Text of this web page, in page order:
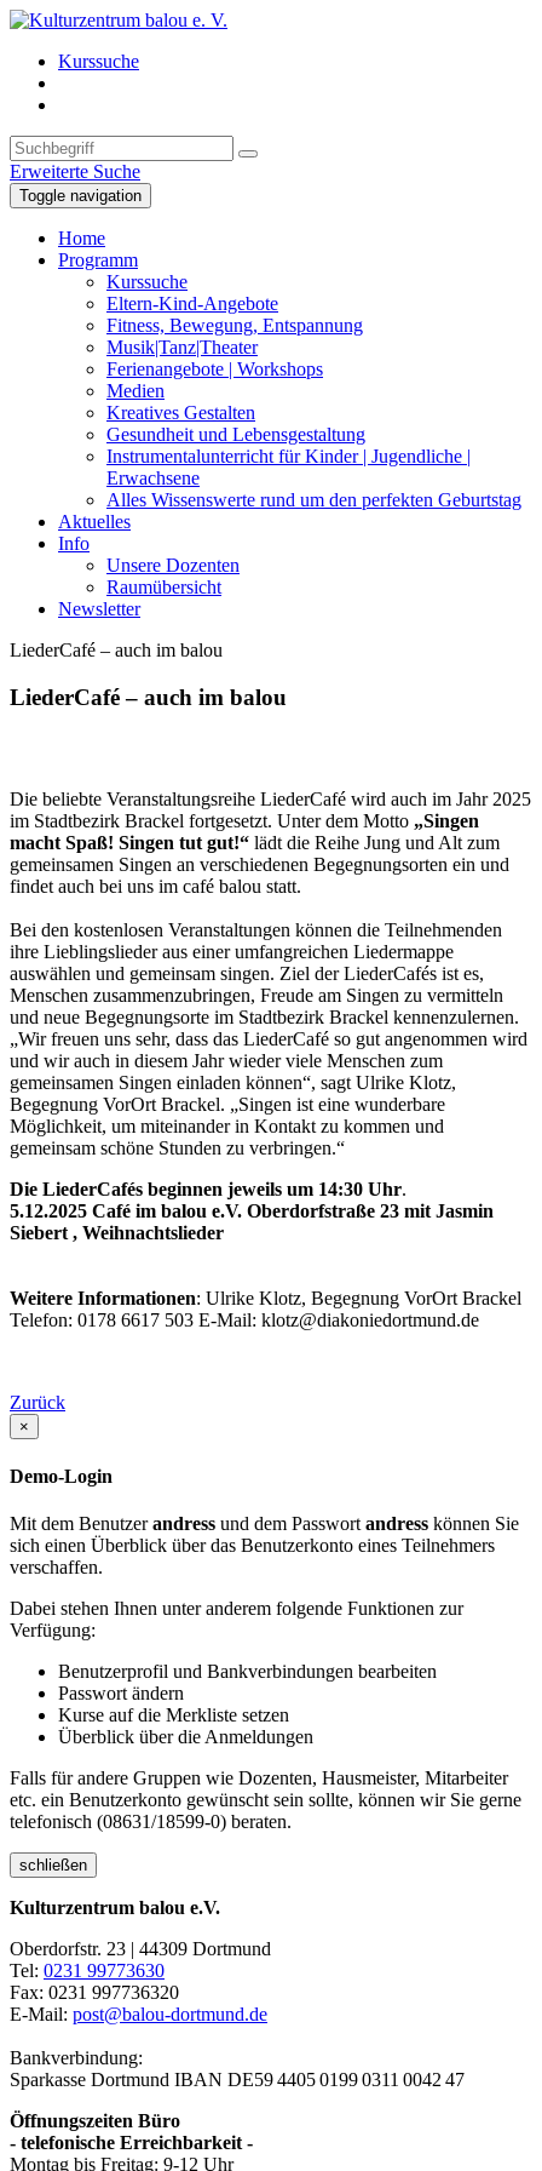
Kurssuche
Erweiterte Suche
Toggle navigation
Home
Programm
Kurssuche
Eltern-Kind-Angebote
Fitness, Bewegung, Entspannung
Musik|Tanz|Theater
Ferienangebote | Workshops
Medien
Kreatives Gestalten
Gesundheit und Lebensgestaltung
Instrumentalunterricht für Kinder | Jugendliche |
Erwachsene
Alles Wissenswerte rund um den perfekten Geburtstag
Aktuelles
Info
Unsere Dozenten
Raumübersicht
Newsletter
LiederCafé – auch im balou
LiederCafé – auch im balou
Die beliebte Veranstaltungsreihe LiederCafé wird auch im Jahr 2025
im Stadtbezirk Brackel fortgesetzt. Unter dem Motto „Singen
macht Spaß! Singen tut gut!“ lädt die Reihe Jung und Alt zum
gemeinsamen Singen an verschiedenen Begegnungsorten ein und
findet auch bei uns im café balou statt.
Bei den kostenlosen Veranstaltungen können die Teilnehmenden
ihre Lieblingslieder aus einer umfangreichen Liedermappe
auswählen und gemeinsam singen. Ziel der LiederCafés ist es,
Menschen zusammenzubringen, Freude am Singen zu vermitteln
und neue Begegnungsorte im Stadtbezirk Brackel kennenzulernen.
„Wir freuen uns sehr, dass das LiederCafé so gut angenommen wird
und wir auch in diesem Jahr wieder viele Menschen zum
gemeinsamen Singen einladen können“, sagt Ulrike Klotz,
Begegnung VorOrt Brackel. „Singen ist eine wunderbare
Möglichkeit, um miteinander in Kontakt zu kommen und
gemeinsam schöne Stunden zu verbringen.“
Die LiederCafés beginnen jeweils um 14:30 Uhr.
5.12.2025 Café im balou e.V. Oberdorfstraße 23 mit Jasmin
Siebert , Weihnachtslieder
Weitere Informationen: Ulrike Klotz, Begegnung VorOrt Brackel
Telefon: 0178 6617 503 E-Mail: klotz@diakoniedortmund.de
Zurück
×
Demo-Login
Mit dem Benutzerandress und dem Passwort andress können Sie
sich einen Überblick über das Benutzerkonto eines Teilnehmers
verschaffen.
Dabei stehen Ihnen unter anderem folgende Funktionen zur
Verfügung:
Benutzerprofil und Bankverbindungen bearbeiten
Passwort ändern
Kurse auf die Merkliste setzen
Überblick über die Anmeldungen
Falls für andere Gruppen wie Dozenten, Hausmeister, Mitarbeiter
etc. ein Benutzerkonto gewünscht sein sollte, können wir Sie gerne
telefonisch (08631/18599-0) beraten.
schließen
Kulturzentrum balou e.V.
Oberdorfstr. 23 | 44309 Dortmund
Tel: 0231 99773630
Fax: 0231 997736320
E-Mail: post@balou-dortmund.de
Bankverbindung:
Sparkasse Dortmund IBAN DE59 4405 0199 0311 0042 47
Öffnungszeiten Büro
- telefonische Erreichbarkeit -
Montag bis Freitag: 9-12 Uhr